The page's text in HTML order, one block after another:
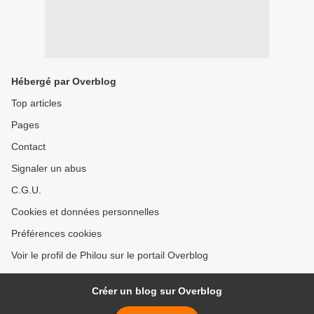
Hébergé par Overblog
Top articles
Pages
Contact
Signaler un abus
C.G.U.
Cookies et données personnelles
Préférences cookies
Voir le profil de Philou sur le portail Overblog
Créer un blog sur Overblog